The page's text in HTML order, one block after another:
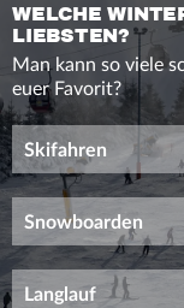
WELCHE
LIEBSTEN?
Man kann so viele
euer Favorit?
Skifahren
Snowboarden
Langlauf